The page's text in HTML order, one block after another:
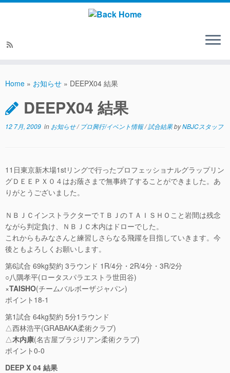
Home » お知らせ » DEEPX04 結果
DEEPX04 結果
12 7月, 2009 in お知らせ/ プロ興行/イベント情報/試合結果byNBJCスタッフ
11日東京新木場1stリングで行ったプロフェッショナルグラップリン
グＤＥＥＰＸ０４はお蔭さまで無事終了することができました。あ
りがとうございました。
ＮＢＪＣインストラクターでＴＢＪのＴＡＩＳＨＯこと岩間は残念
ながら判定負け、ＮＢＪＣ木内はドローでした。
これからもみなさんと練習しさらなる飛躍を目指していきます。今
後ともよろしくお願いします。
第6試合 69kg契約 3ラウンド 1R/4分・2R/4分・3R/2分
○八隅孝平(ロータスパラエストラ世田谷)
×TAISHO(チームバルボーザジャパン)
ポイント18-1
第1試合 64kg契約 5分1ラウンド
△西林浩平(GRABAKA柔術クラブ)
△木内康(名古屋ブラジリアン柔術クラブ)
ポイント0-0
DEEP X 04 結果